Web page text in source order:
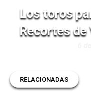
Los toros
Recortes de
RELACIONADAS